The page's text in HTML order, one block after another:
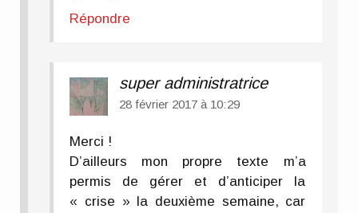
Répondre
super administratrice
28 février 2017 à 10:29
Merci !
D’ailleurs mon propre texte m’a
permis de gérer et d’anticiper la
« crise » la deuxième semaine, car